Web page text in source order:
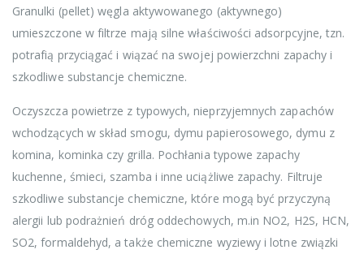
Granulki (pellet) węgla aktywowanego (aktywnego)
umieszczone w filtrze mają silne właściwości adsorpcyjne, tzn.
potrafią przyciągać i wiązać na swojej powierzchni zapachy i
szkodliwe substancje chemiczne.
Oczyszcza powietrze z typowych, nieprzyjemnych zapachów
wchodzących w skład smogu, dymu papierosowego, dymu z
komina, kominka czy grilla. Pochłania typowe zapachy
kuchenne, śmieci, szamba i inne uciążliwe zapachy. Filtruje
szkodliwe substancje chemiczne, które mogą być przyczyną
alergii lub podrażnień dróg oddechowych, m.in NO2, H2S, HCN,
SO2, formaldehyd, a także chemiczne wyziewy i lotne związki